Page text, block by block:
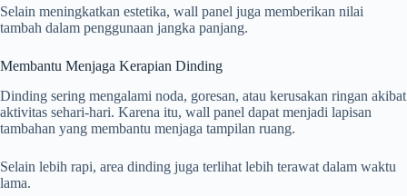
Selain meningkatkan estetika, wall panel juga memberikan nilai
tambah dalam penggunaan jangka panjang.
Membantu Menjaga Kerapian Dinding
Dinding sering mengalami noda, goresan, atau kerusakan ringan akibat
aktivitas sehari-hari. Karena itu, wall panel dapat menjadi lapisan
tambahan yang membantu menjaga tampilan ruang.
Selain lebih rapi, area dinding juga terlihat lebih terawat dalam waktu
lama.